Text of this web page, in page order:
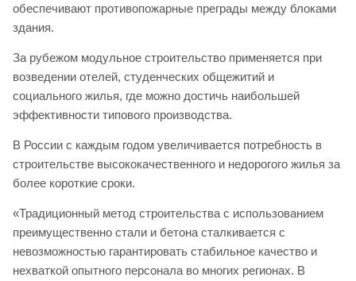
обеспечивают противопожарные преграды между блоками
здания.
За рубежом модульное строительство применяется при
возведении отелей, студенческих общежитий и
социального жилья, где можно достичь наибольшей
эффективности типового производства.
В России с каждым годом увеличивается потребность в
строительстве высококачественного и недорогого жилья за
более короткие сроки.
«Традиционный метод строительства с использованием
преимущественно стали и бетона сталкивается с
невозможностью гарантировать стабильное качество и
нехваткой опытного персонала во многих регионах. В